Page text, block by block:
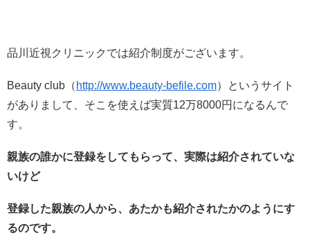
品川近視クリニックでは紹介制度がございます。
Beauty club（ http://www.beauty-befile.com）というサイト
がありまして、そこを使えば実質12万8000円になるんで
す。
親族の誰かに登録をしてもらって、実際は紹介されていな
いけど
登録した親族の人から、あたかも紹介されたかのようにす
るのです。